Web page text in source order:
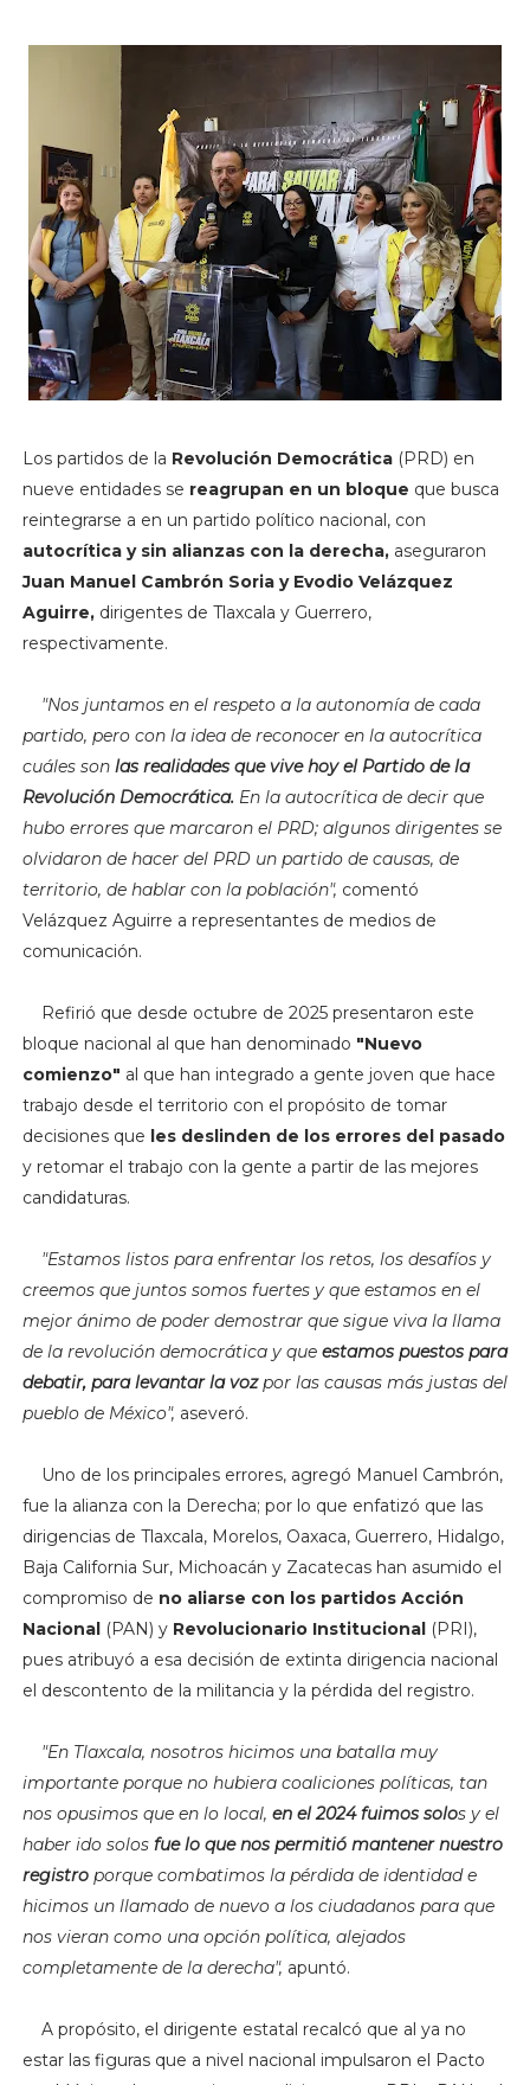
Los partidos de la Revolución Democrática(PRD) en
nueve entidades se reagrupan en un bloque que busca
reintegrarse a en un partido político nacional, con
autocrítica y sin alianzas con la derecha,aseguraron
Juan Manuel Cambrón Soria y Evodio Velázquez
Aguirre,dirigentes de Tlaxcala y Guerrero,
respectivamente.
"Nos juntamos en el respeto a la autonomía de cada
partido, pero con la idea de reconocer en la autocrítica
cuáles son las realidades que vive hoy el Partido de la
Revolución Democrática.En la autocrítica de decir que
hubo errores que marcaron el PRD; algunos dirigentes se
olvidaron de hacer del PRD un partido de causas, de
territorio, de hablar con la población", comentó
Velázquez Aguirre a representantes de medios de
comunicación.
Refirió que desde octubre de 2025 presentaron este
bloque nacional al que han denominado "Nuevo
comienzo" al que han integrado a gente joven que hace
trabajo desde el territorio con el propósito de tomar
decisiones que les deslinden de los errores del pasado
y retomar el trabajo con la gente a partir de las mejores
candidaturas.
"Estamos listos para enfrentar los retos, los desafíos y
creemos que juntos somos fuertes y que estamos en el
mejor ánimo de poder demostrar que sigue viva la llama
de la revolución democrática y queestamos puestos para
debatir, para levantar la vozpor las causas más justas del
pueblo de México", aseveró.
Uno de los principales errores, agregó Manuel Cambrón,
fue la alianza con la Derecha; por lo que enfatizó que las
dirigencias de Tlaxcala, Morelos, Oaxaca, Guerrero, Hidalgo,
Baja California Sur, Michoacán y Zacatecas han asumido el
compromiso de no aliarse con los partidos Acción
Nacional (PAN) yRevolucionario Institucional (PRI),
pues atribuyó a esa decisión de extinta dirigencia nacional
el descontento de la militancia y la pérdida del registro.
"En Tlaxcala, nosotros hicimos una batalla muy
importante porque no hubiera coaliciones políticas, tan
nos opusimos que en lo local, en el 2024 fuimos solos y el
haber ido solos fue lo que nos permitió mantener nuestro
registro porque combatimos la pérdida de identidad e
hicimos un llamado de nuevo a los ciudadanos para que
nos vieran como una opción política, alejados
completamente de la derecha", apuntó.
A propósito, el dirigente estatal recalcó que al ya no
estar las figuras que a nivel nacional impulsaron el Pacto